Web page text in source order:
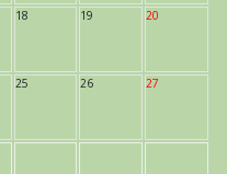
18 19 20
25 26 27